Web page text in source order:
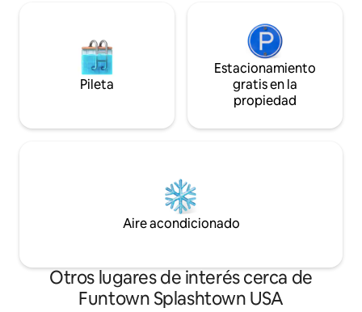
Pileta
Estacionamiento
gratis en la
propiedad
Aire acondicionado
Otros lugares de interés cerca de
Funtown Splashtown USA